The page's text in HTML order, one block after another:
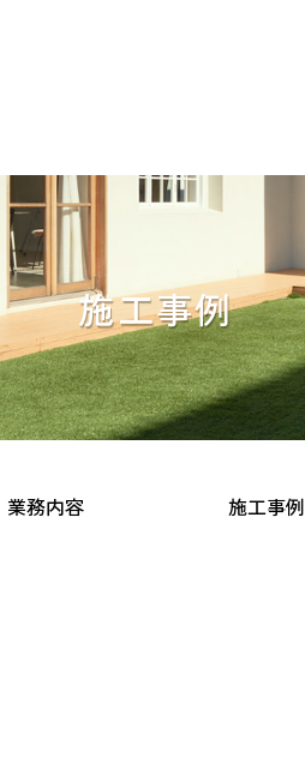
施工事例
業務内容 施工事例